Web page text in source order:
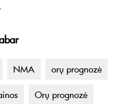
NMA orų prognozė
Orų prognozė